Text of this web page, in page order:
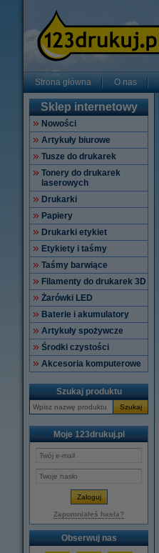
Strona główna O nas
Sklep internetowy
Nowości
Artykuły biurowe
Tusze do drukarek
Tonery do drukarek
laserowych
Drukarki
Papiery
Drukarki etykiet
Etykiety i taśmy
Taśmy barwiące
Filamenty do drukarek 3D
Żarówki LED
Baterie i akumulatory
Artykuły spożywcze
Środki czystości
Akcesoria komputerowe
Szukaj produktu
Szukaj
Moje 123drukuj.pl
Zapomniałeś hasła?
Obserwuj nas